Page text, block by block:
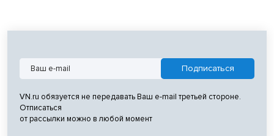
VN.ru обязуется не передавать Ваш e-mail третьей стороне.
Отписаться
от рассылки можно в любой момент